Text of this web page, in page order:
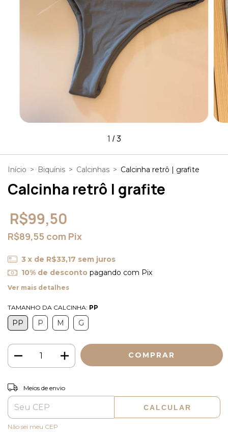
1 /3
Início > Biquínis > Calcinhas > Calcinha retrô | grafite
Calcinha retrô | grafite
R$99,50
R$89,55 com Pix
3 x de R$33,17 sem juros
10% de desconto pagando com Pix
Ver mais detalhes
TAMANHO DA CALCINHA: PP
PP P M G
Entregas para o CEP:
Meios de envio
CALCULAR
Não sei meu CEP